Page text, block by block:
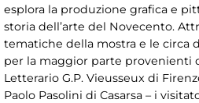
esplora la produzione grafica e
storia dell’arte del Novecento.
tematiche della mostra e le circa
per la maggior parte provenienti
Letterario G.P. Vieusseux di
Paolo Pasolini di Casarsa – i